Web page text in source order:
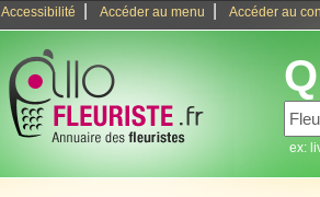
Accessibilité Accéder au menu Accéder au
ex: